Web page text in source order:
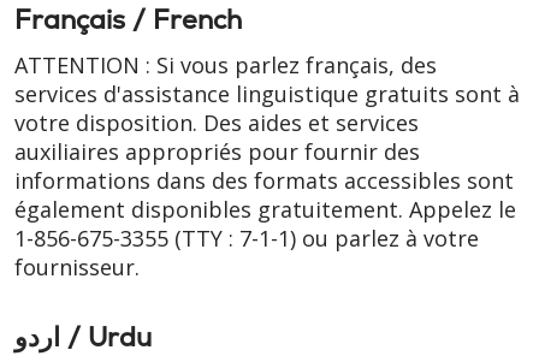
Français / French
ATTENTION : Si vous parlez français, des
services d'assistance linguistique gratuits sont à
votre disposition. Des aides et services
auxiliaires appropriés pour fournir des
informations dans des formats accessibles sont
également disponibles gratuitement. Appelez le
1-856-675-3355 (TTY : 7-1-1) ou parlez à votre
fournisseur.
اردو / Urdu